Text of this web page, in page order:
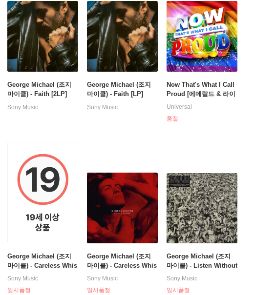
George Michael (조지
마이클) - Faith [2LP]
Sony Music
George Michael (조지
마이클) - Faith [LP]
Sony Music
Now That's What I Call
Proud [에메랄드 & 라이
트 블루 컬러 2LP]
Universal
품절
George Michael (조지
마이클) - Careless Whis
per
Sony Music
일시품절
George Michael (조지
마이클) - Careless Whis
per [레드 마블 컬러 LP]
Sony Music
일시품절
George Michael (조지
마이클) - Listen Without
Prejudice (Remastered)
Sony Music
일시품절